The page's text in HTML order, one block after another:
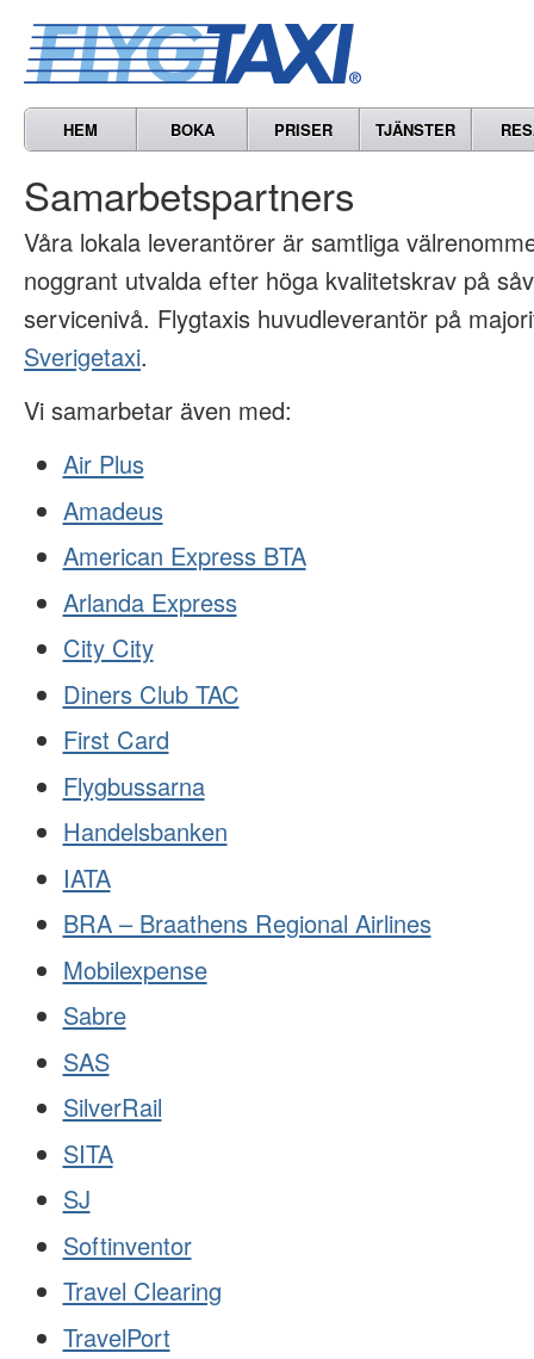
HEM BOKA PRISER TJÄNSTER
Samarbetspartners
Våra lokala leverantörer är samtliga
noggrant utvalda efter höga kvalitetskrav på
servicenivå. Flygtaxis huvudleverantör på
Sverigetaxi.
Vi samarbetar även med:
Air Plus
Amadeus
American Express BTA
Arlanda Express
City City
Diners Club TAC
First Card
Flygbussarna
Handelsbanken
IATA
BRA – Braathens Regional Airlines
Mobilexpense
Sabre
SAS
SilverRail
SITA
SJ
Softinventor
Travel Clearing
TravelPort